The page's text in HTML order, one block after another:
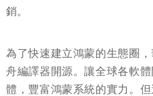
銷。
為了快速建立鴻蒙的生態圈
舟編譯器開源。讓全球各軟
體，豐富鴻蒙系統的實力。